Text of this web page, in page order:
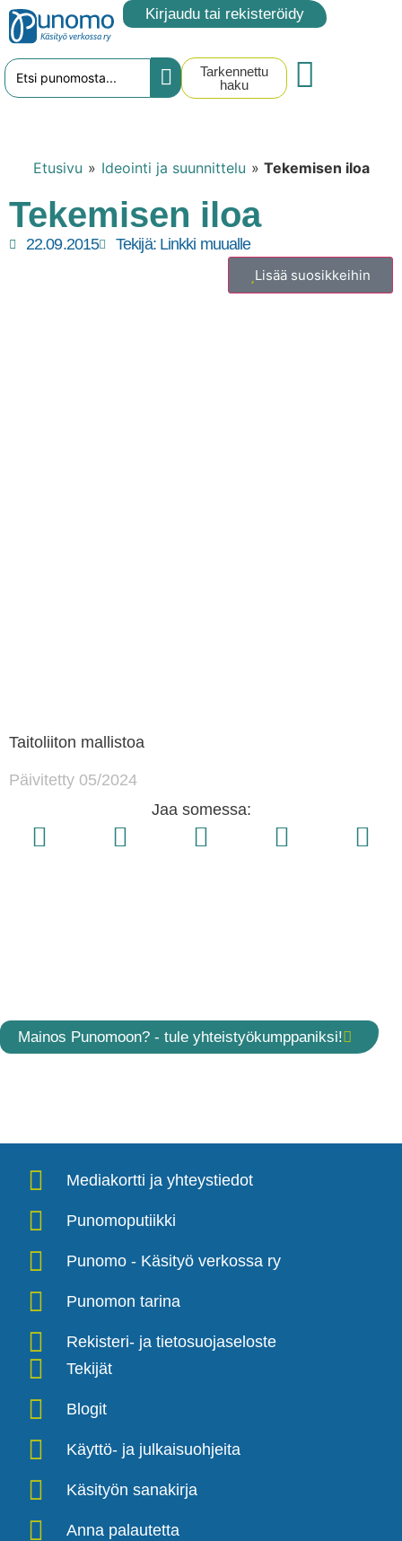
Kirjaudu tai rekisteröidy
Tarkennettu
haku
Etusivu » Ideointi ja suunnittelu » Tekemisen iloa
Tekemisen iloa
22.09.2015 Tekijä:Linkki muualle
Lisää suosikkeihin
Taitoliiton mallistoa
Päivitetty 05/2024
Jaa somessa:
Mainos Punomoon? - tule yhteistyökumppaniksi!
Mediakortti ja yhteystiedot
Punomoputiikki
Punomo - Käsityö verkossa ry
Punomon tarina
Rekisteri- ja tietosuojaseloste
Tekijät
Blogit
Käyttö- ja julkaisuohjeita
Käsityön sanakirja
Anna palautetta